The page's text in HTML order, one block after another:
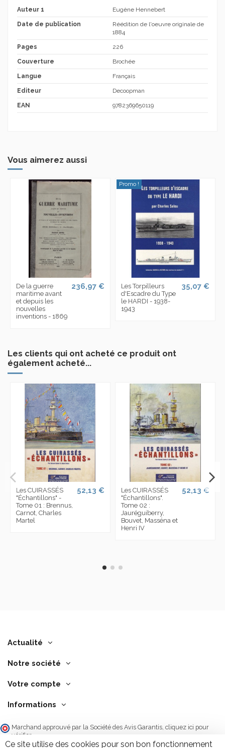
Auteur 1 Eugène Hennebert
Date de publication
Réédition de l'oeuvre originale de
1884
Pages 226
Couverture Brochée
Langue Français
Editeur Decoopman
EAN 9782369650119
Vous aimerez aussi
De la guerre
maritime avant
et depuis les
nouvelles
inventions - 1869
236,97 €
Promo !
Les Torpilleurs
d'Escadre du Type
le HARDI - 1938-
1943
35,07 €
Les clients qui ont acheté ce produit ont
également acheté...
Les CUIRASSÉS
"Échantillons" -
Tome 01 : Brennus,
Carnot, Charles
Martel
52,13 €
Les CUIRASSÉS
"Échantillons".
Tome 02 :
Jauréguiberry,
Bouvet, Masséna et
Henri IV
52,13 €
Actualité
Notre société
Votre compte
Informations
Marchand approuvé par la Société des Avis Garantis, cliquez ici pour
vérifier.
Ce site utilise des cookies pour son bon fonctionnement